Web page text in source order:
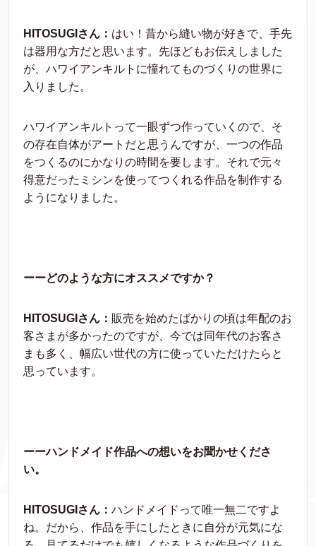
HITOSUGIさん： はい！昔から縫い物が好きで、手先
は器用な方だと思います。先ほどもお伝えしました
が、ハワイアンキルトに憧れてものづくりの世界に
入りました。
ハワイアンキルトって一眼ずつ作っていくので、そ
の存在自体がアートだと思うんですが、一つの作品
をつくるのにかなりの時間を要します。それで元々
得意だったミシンを使ってつくれる作品を制作する
ようになりました。
ーーどのような方にオススメですか？
HITOSUGIさん： 販売を始めたばかりの頃は年配のお
客さまが多かったのですが、今では同年代のお客さ
まも多く、幅広い世代の方に使っていただけたらと
思っています。
ーーハンドメイド作品への想いをお聞かせくださ
い。
HITOSUGIさん： ハンドメイドって唯一無二ですよ
ね。だから、作品を手にしたときに自分が元気にな